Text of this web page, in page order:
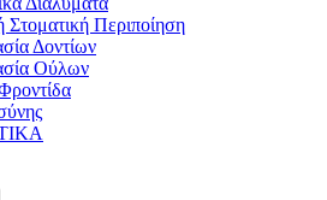
Στοματική Περιποίηση
Δοντίων
Ούλων